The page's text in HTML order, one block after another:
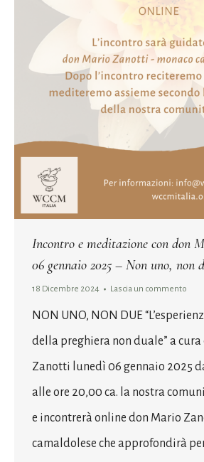
Incontro e meditazione con don
06 gennaio 2025 – Non uno, non
18 Dicembre 2024 Lascia un commento
NON UNO, NON DUE
della preghiera non duale” a
Zanotti lunedì 06 gennaio 2025
alle ore 20,00 ca. la nostra
e incontrerà online don Mario
camaldolese che approfondirà